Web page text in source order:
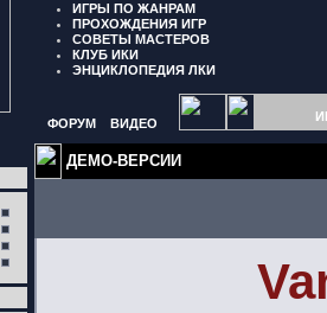
ИГРЫ ПО ЖАНРАМ
ПРОХОЖДЕНИЯ ИГР
СОВЕТЫ МАСТЕРОВ
КЛУБ ИКИ
ЭНЦИКЛОПЕДИЯ ЛКИ
ФОРУМ ВИДЕО
ДЕМО-ВЕРСИИ